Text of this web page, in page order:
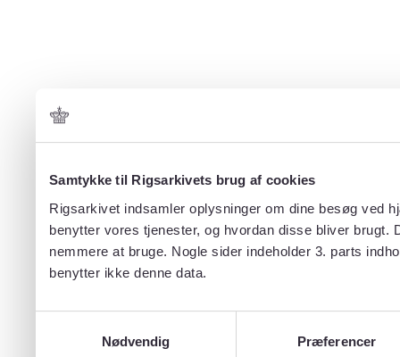
Samtykke til Rigsarkivets brug af cookies
Rigsarkivet indsamler oplysninger om dine besøg ved
benytter vores tjenester, og hvordan disse bliver
nemmere at bruge. Nogle sider indeholder 3. parts
benytter ikke denne data.
Nødvendig
Præferencer